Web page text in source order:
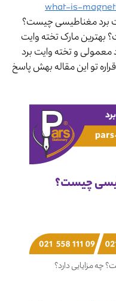
what-is-
برد مغناطیسی چیست؟
بهترین مارک تخته وایت
و تخته وایت برد
تو این مقاله بهش پاسخ
چه مزایایی دارد؟